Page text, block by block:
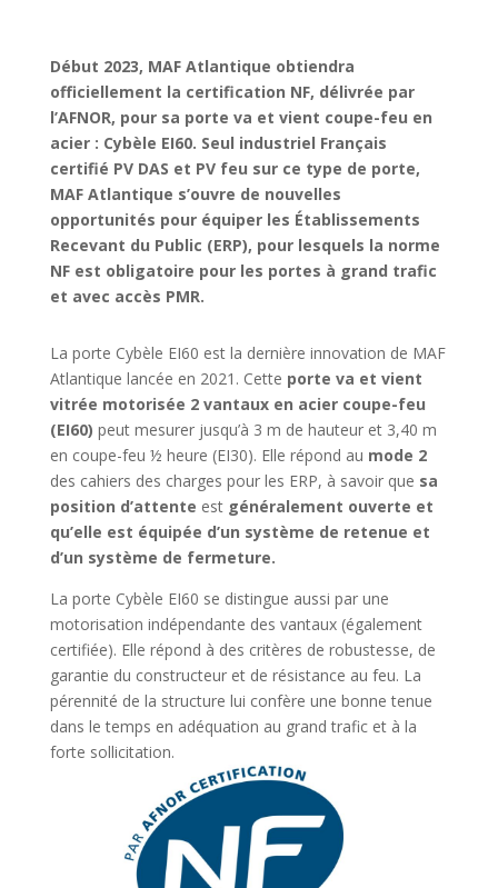
Début 2023, MAF Atlantique obtiendra
officiellement la certification NF, délivrée par
l’AFNOR, pour sa porte va et vient coupe-feu en
acier : Cybèle EI60. Seul industriel Français
certifié PV DAS et PV feu sur ce type de porte,
MAF Atlantique s’ouvre de nouvelles
opportunités pour équiper les Établissements
Recevant du Public (ERP), pour lesquels la norme
NF est obligatoire pour les portes à grand trafic
et avec accès PMR.
La porte Cybèle EI60 est la dernière innovation de MAF
Atlantique lancée en 2021. Cette porte va et vient
vitrée motorisée 2 vantaux en acier coupe-feu
(EI60) peut mesurer jusqu’à 3 m de hauteur et 3,40 m
en coupe-feu ½ heure (EI30). Elle répond au mode 2
des cahiers des charges pour les ERP, à savoir que sa
position d’attente est généralement ouverte et
qu’elle est équipée d’un système de retenue et
d’un système de fermeture.
La porte Cybèle EI60 se distingue aussi par une
motorisation indépendante des vantaux (également
certifiée). Elle répond à des critères de robustesse, de
garantie du constructeur et de résistance au feu. La
pérennité de la structure lui confère une bonne tenue
dans le temps en adéquation au grand trafic et à la
forte sollicitation.